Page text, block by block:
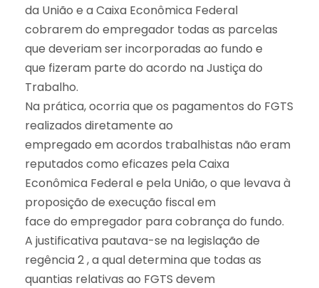
da União e a Caixa Econômica Federal
cobrarem do empregador todas as parcelas
que deveriam ser incorporadas ao fundo e
que fizeram parte do acordo na Justiça do
Trabalho.
Na prática, ocorria que os pagamentos do FGTS
realizados diretamente ao
empregado em acordos trabalhistas não eram
reputados como eficazes pela Caixa
Econômica Federal e pela União, o que levava à
proposição de execução fiscal em
face do empregador para cobrança do fundo.
A justificativa pautava-se na legislação de
regência 2 , a qual determina que todas as
quantias relativas ao FGTS devem